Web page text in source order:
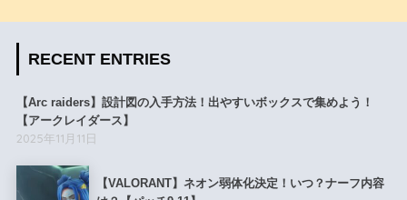
RECENT ENTRIES
【Arc raiders】設計図の入手方法！出やすいボックスで集めよう！
【アークレイダース】
2025年11月11日
【VALORANT】ネオン弱体化決定！いつ？ナーフ内容